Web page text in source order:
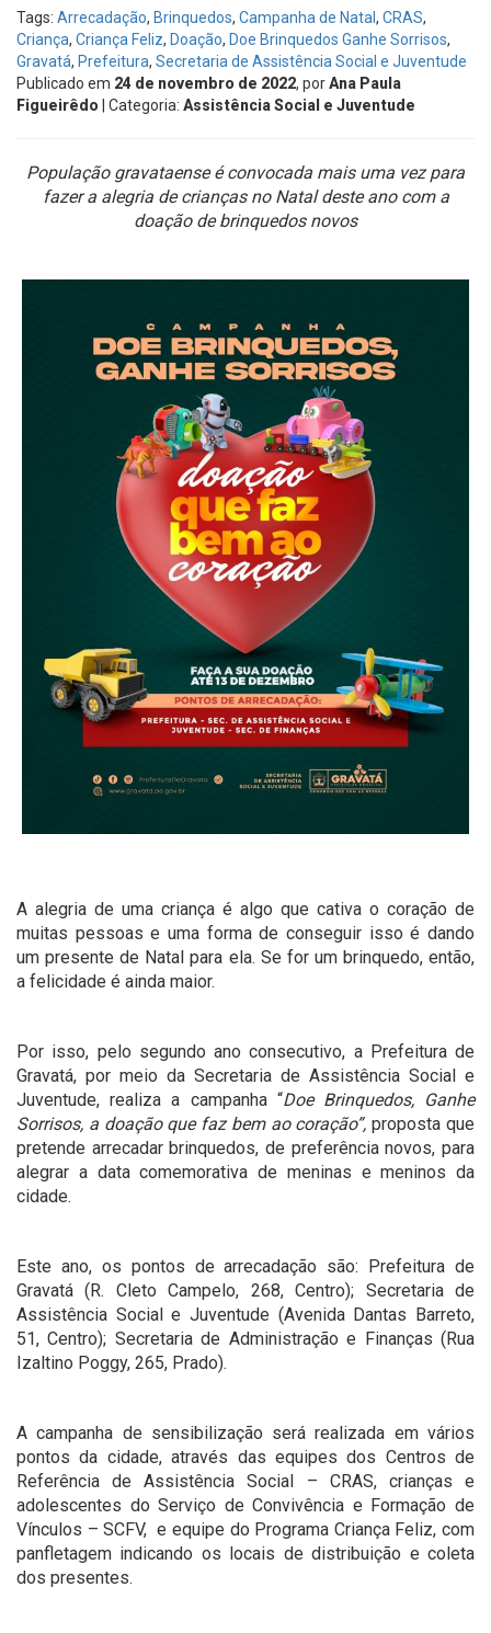
Tags: Arrecadação, Brinquedos, Campanha de Natal , CRAS,
Criança, Criança Feliz, Doação, Doe Brinquedos Ganhe Sorrisos,
Gravatá, Prefeitura, Secretaria de Assistência Social e Juventude
Publicado em 24 de novembro de 2022, porAna Paula
Figueirêdo | Categoria: Assistência Social e Juventude
População gravataense é convocada mais uma vez para
fazer a alegria de crianças no Natal deste ano com a
doação de brinquedos novos
A alegria de uma criança é algo que cativa o coração de
muitas pessoas e uma forma de conseguir isso é dando
um presente de Natal para ela. Se for um brinquedo, então,
a felicidade é ainda maior.
Por isso, pelo segundo ano consecutivo, a Prefeitura de
Gravatá, por meio da Secretaria de Assistência Social e
Juventude, realiza a campanha “Doe Brinquedos, Ganhe
Sorrisos, a doação que faz bem ao coração”,proposta que
pretende arrecadar brinquedos, de preferência novos, para
alegrar a data comemorativa de meninas e meninos da
cidade.
Este ano, os pontos de arrecadação são: Prefeitura de
Gravatá ( R. Cleto Campelo, 268, Centro); Secretaria de
Assistência Social e Juventude (Avenida Dantas Barreto,
51, Centro); Secretaria de Administração e Finanças ( Rua
Izaltino Poggy, 265, Prado).
A campanha de sensibilização será realizada em vários
pontos da cidade, através das equipes dos Centros de
Referência de Assistência Social – CRAS, crianças e
adolescentes do Serviço de Convivência e Formação de
Vínculos – SCFV, e equipe do Programa Criança Feliz, com
panfletagem indicando os locais de distribuição e coleta
dos presentes.